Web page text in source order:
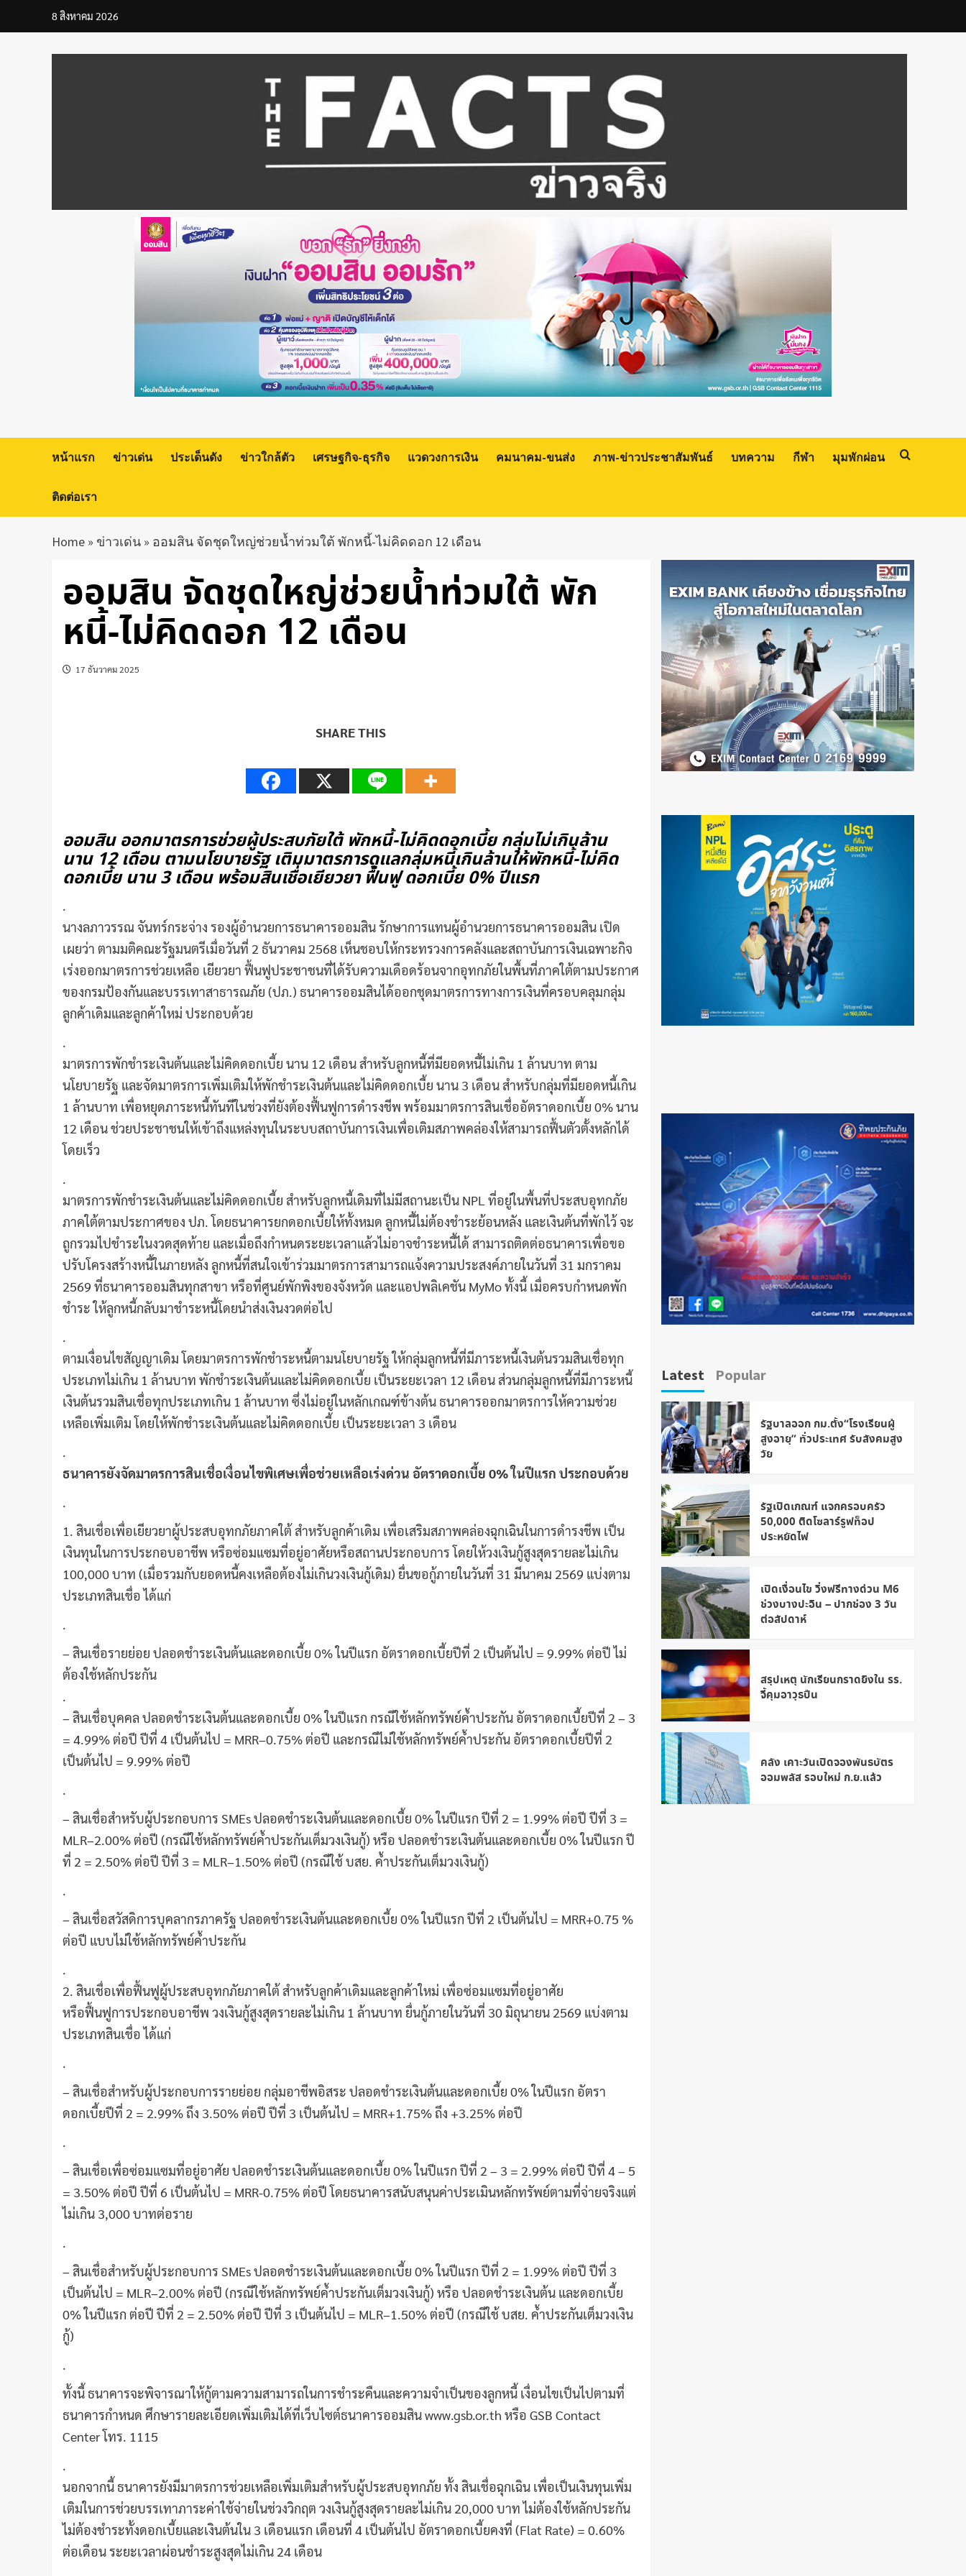
to
8 สิงหาคม 2026
หน้าแรก ข่าวเด่น ประเด็นดัง ข่าวใกล้ตัว เศรษฐกิจ-ธุรกิจ แวดวงการเงิน คมนาคม-ขนส่ง ภาพ-ข่าวประชาสัมพันธ์ บทความ กีฬา มุมพักผ่อน
ติดต่อเรา
Home » ข่าวเด่น » ออมสิน จัดชุดใหญ่ช่วยน้ำท่วมใต้ พักหนี้-ไม่คิดดอก 12 เดือน
ออมสิน จัดชุดใหญ่ช่วยน้ำท่วมใต้ พัก
หนี้-ไม่คิดดอก 12 เดือน
17 ธันวาคม 2025
SHARE THIS
ออมสิน ออกมาตรการช่วยผู้ประสบภัยใต้ พักหนี้-ไม่คิดดอกเบี้ย กลุ่มไม่เกินล้าน
นาน 12 เดือน ตามนโยบายรัฐ เติมมาตรการดูแลกลุ่มหนี้เกินล้านให้พักหนี้-ไม่คิด
ดอกเบี้ย นาน 3 เดือน พร้อมสินเชื่อเยียวยา ฟื้นฟู ดอกเบี้ย 0% ปีแรก
.
นางลภาวรรณ จันทร์กระจ่าง รองผู้อำนวยการธนาคารออมสิน รักษาการแทนผู้อำนวยการธนาคารออมสิน เปิด
เผยว่า ตามมติคณะรัฐมนตรีเมื่อวันที่ 2 ธันวาคม 2568 เห็นชอบให้กระทรวงการคลังและสถาบันการเงินเฉพาะกิจ
เร่งออกมาตรการช่วยเหลือ เยียวยา ฟื้นฟูประชาชนที่ได้รับความเดือดร้อนจากอุทกภัยในพื้นที่ภาคใต้ตามประกาศ
ของกรมป้องกันและบรรเทาสาธารณภัย (ปภ.) ธนาคารออมสินได้ออกชุดมาตรการทางการเงินที่ครอบคลุมกลุ่ม
ลูกค้าเดิมและลูกค้าใหม่ ประกอบด้วย
.
มาตรการพักชำระเงินต้นและไม่คิดดอกเบี้ย นาน 12 เดือน สำหรับลูกหนี้ที่มียอดหนี้ไม่เกิน 1 ล้านบาท ตาม
นโยบายรัฐ และจัดมาตรการเพิ่มเติมให้พักชำระเงินต้นและไม่คิดดอกเบี้ย นาน 3 เดือน สำหรับกลุ่มที่มียอดหนี้เกิน
1 ล้านบาท เพื่อหยุดภาระหนี้ทันทีในช่วงที่ยังต้องฟื้นฟูการดำรงชีพ พร้อมมาตรการสินเชื่ออัตราดอกเบี้ย 0% นาน
12 เดือน ช่วยประชาชนให้เข้าถึงแหล่งทุนในระบบสถาบันการเงินเพื่อเติมสภาพคล่องให้สามารถฟื้นตัวตั้งหลักได้
โดยเร็ว
.
มาตรการพักชำระเงินต้นและไม่คิดดอกเบี้ย สำหรับลูกหนี้เดิมที่ไม่มีสถานะเป็น NPL ที่อยู่ในพื้นที่ประสบอุทกภัย
ภาคใต้ตามประกาศของ ปภ. โดยธนาคารยกดอกเบี้ยให้ทั้งหมด ลูกหนี้ไม่ต้องชำระย้อนหลัง และเงินต้นที่พักไว้ จะ
ถูกรวมไปชำระในงวดสุดท้าย และเมื่อถึงกำหนดระยะเวลาแล้วไม่อาจชำระหนี้ได้ สามารถติดต่อธนาคารเพื่อขอ
ปรับโครงสร้างหนี้ในภายหลัง ลูกหนี้ที่สนใจเข้าร่วมมาตรการสามารถแจ้งความประสงค์ภายในวันที่ 31 มกราคม
2569 ที่ธนาคารออมสินทุกสาขา หรือที่ศูนย์พักพิงของจังหวัด และแอปพลิเคชัน MyMo ทั้งนี้ เมื่อครบกำหนดพัก
ชำระ ให้ลูกหนี้กลับมาชำระหนี้โดยนำส่งเงินงวดต่อไป
.
ตามเงื่อนไขสัญญาเดิม โดยมาตรการพักชำระหนี้ตามนโยบายรัฐ ให้กลุ่มลูกหนี้ที่มีภาระหนี้เงินต้นรวมสินเชื่อทุก
ประเภทไม่เกิน 1 ล้านบาท พักชำระเงินต้นและไม่คิดดอกเบี้ย เป็นระยะเวลา 12 เดือน ส่วนกลุ่มลูกหนี้ที่มีภาระหนี้
เงินต้นรวมสินเชื่อทุกประเภทเกิน 1 ล้านบาท ซึ่งไม่อยู่ในหลักเกณฑ์ข้างต้น ธนาคารออกมาตรการให้ความช่วย
เหลือเพิ่มเติม โดยให้พักชำระเงินต้นและไม่คิดดอกเบี้ย เป็นระยะเวลา 3 เดือน
.
ธนาคารยังจัดมาตรการสินเชื่อเงื่อนไขพิเศษเพื่อช่วยเหลือเร่งด่วน อัตราดอกเบี้ย 0% ในปีแรก ประกอบด้วย
.
1. สินเชื่อเพื่อเยียวยาผู้ประสบอุทกภัยภาคใต้ สำหรับลูกค้าเดิม เพื่อเสริมสภาพคล่องฉุกเฉินในการดำรงชีพ เป็น
เงินทุนในการประกอบอาชีพ หรือซ่อมแซมที่อยู่อาศัยหรือสถานประกอบการ โดยให้วงเงินกู้สูงสุดรายละไม่เกิน
100,000 บาท (เมื่อรวมกับยอดหนี้คงเหลือต้องไม่เกินวงเงินกู้เดิม) ยื่นขอกู้ภายในวันที่ 31 มีนาคม 2569 แบ่งตาม
ประเภทสินเชื่อ ได้แก่
.
– สินเชื่อรายย่อย ปลอดชำระเงินต้นและดอกเบี้ย 0% ในปีแรก อัตราดอกเบี้ยปีที่ 2 เป็นต้นไป = 9.99% ต่อปี ไม่
ต้องใช้หลักประกัน
.
– สินเชื่อบุคคล ปลอดชำระเงินต้นและดอกเบี้ย 0% ในปีแรก กรณีใช้หลักทรัพย์ค้ำประกัน อัตราดอกเบี้ยปีที่ 2 – 3
= 4.99% ต่อปี ปีที่ 4 เป็นต้นไป = MRR–0.75% ต่อปี และกรณีไม่ใช้หลักทรัพย์ค้ำประกัน อัตราดอกเบี้ยปีที่ 2
เป็นต้นไป = 9.99% ต่อปี
.
– สินเชื่อสำหรับผู้ประกอบการ SMEs ปลอดชำระเงินต้นและดอกเบี้ย 0% ในปีแรก ปีที่ 2 = 1.99% ต่อปี ปีที่ 3 =
MLR–2.00% ต่อปี (กรณีใช้หลักทรัพย์ค้ำประกันเต็มวงเงินกู้) หรือ ปลอดชำระเงินต้นและดอกเบี้ย 0% ในปีแรก ปี
ที่ 2 = 2.50% ต่อปี ปีที่ 3 = MLR–1.50% ต่อปี (กรณีใช้ บสย. ค้ำประกันเต็มวงเงินกู้)
.
– สินเชื่อสวัสดิการบุคลากรภาครัฐ ปลอดชำระเงินต้นและดอกเบี้ย 0% ในปีแรก ปีที่ 2 เป็นต้นไป = MRR+0.75 %
ต่อปี แบบไม่ใช้หลักทรัพย์ค้ำประกัน
.
2. สินเชื่อเพื่อฟื้นฟูผู้ประสบอุทกภัยภาคใต้ สำหรับลูกค้าเดิมและลูกค้าใหม่ เพื่อซ่อมแซมที่อยู่อาศัย
หรือฟื้นฟูการประกอบอาชีพ วงเงินกู้สูงสุดรายละไม่เกิน 1 ล้านบาท ยื่นกู้ภายในวันที่ 30 มิถุนายน 2569 แบ่งตาม
ประเภทสินเชื่อ ได้แก่
.
– สินเชื่อสำหรับผู้ประกอบการรายย่อย กลุ่มอาชีพอิสระ ปลอดชำระเงินต้นและดอกเบี้ย 0% ในปีแรก อัตรา
ดอกเบี้ยปีที่ 2 = 2.99% ถึง 3.50% ต่อปี ปีที่ 3 เป็นต้นไป = MRR+1.75% ถึง +3.25% ต่อปี
.
– สินเชื่อเพื่อซ่อมแซมที่อยู่อาศัย ปลอดชำระเงินต้นและดอกเบี้ย 0% ในปีแรก ปีที่ 2 – 3 = 2.99% ต่อปี ปีที่ 4 – 5
= 3.50% ต่อปี ปีที่ 6 เป็นต้นไป = MRR-0.75% ต่อปี โดยธนาคารสนับสนุนค่าประเมินหลักทรัพย์ตามที่จ่ายจริงแต่
ไม่เกิน 3,000 บาทต่อราย
.
– สินเชื่อสำหรับผู้ประกอบการ SMEs ปลอดชำระเงินต้นและดอกเบี้ย 0% ในปีแรก ปีที่ 2 = 1.99% ต่อปี ปีที่ 3
เป็นต้นไป = MLR–2.00% ต่อปี (กรณีใช้หลักทรัพย์ค้ำประกันเต็มวงเงินกู้) หรือ ปลอดชำระเงินต้น และดอกเบี้ย
0% ในปีแรก ต่อปี ปีที่ 2 = 2.50% ต่อปี ปีที่ 3 เป็นต้นไป = MLR–1.50% ต่อปี (กรณีใช้ บสย. ค้ำประกันเต็มวงเงิน
กู้)
.
ทั้งนี้ ธนาคารจะพิจารณาให้กู้ตามความสามารถในการชำระคืนและความจำเป็นของลูกหนี้ เงื่อนไขเป็นไปตามที่
ธนาคารกำหนด ศึกษารายละเอียดเพิ่มเติมได้ที่เว็บไซต์ธนาคารออมสิน www.gsb.or.th หรือ GSB Contact
Center โทร. 1115
.
นอกจากนี้ ธนาคารยังมีมาตรการช่วยเหลือเพิ่มเติมสำหรับผู้ประสบอุทกภัย ทั้ง สินเชื่อฉุกเฉิน เพื่อเป็นเงินทุนเพิ่ม
เติมในการช่วยบรรเทาภาระค่าใช้จ่ายในช่วงวิกฤต วงเงินกู้สูงสุดรายละไม่เกิน 20,000 บาท ไม่ต้องใช้หลักประกัน
ไม่ต้องชำระทั้งดอกเบี้ยและเงินต้นใน 3 เดือนแรก เดือนที่ 4 เป็นต้นไป อัตราดอกเบี้ยคงที่ (Flat Rate) = 0.60%
ต่อเดือน ระยะเวลาผ่อนชำระสูงสุดไม่เกิน 24 เดือน
Latest Popular
รัฐบาลออก กม.ตั้ง“โรงเรียนผู้
สูงอายุ” ทั่วประเทศ รับสังคมสูง
วัย
รัฐเปิดเกณฑ์ แจกครอบครัว
50,000 ติดโซลาร์รูฟท็อป
ประหยัดไฟ
เปิดเงื่อนไข วิ่งฟรีทางด่วน M6
ช่วงบางปะอิน – ปากช่อง 3 วัน
ต่อสัปดาห์
สรุปเหตุ นักเรียนกราดยิงใน รร.
จี้คุมอาวุธปืน
คลัง เคาะวันเปิดจองพันธบัตร
ออมพลัส รอบใหม่ ก.ย.แล้ว